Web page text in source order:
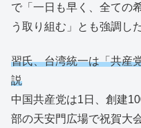
で「一日も早く、全ての
う取り組む」とも強調した
習氏、台湾統一は「共産
説
中国共産党は1日、創建
部の天安門広場で祝賀大